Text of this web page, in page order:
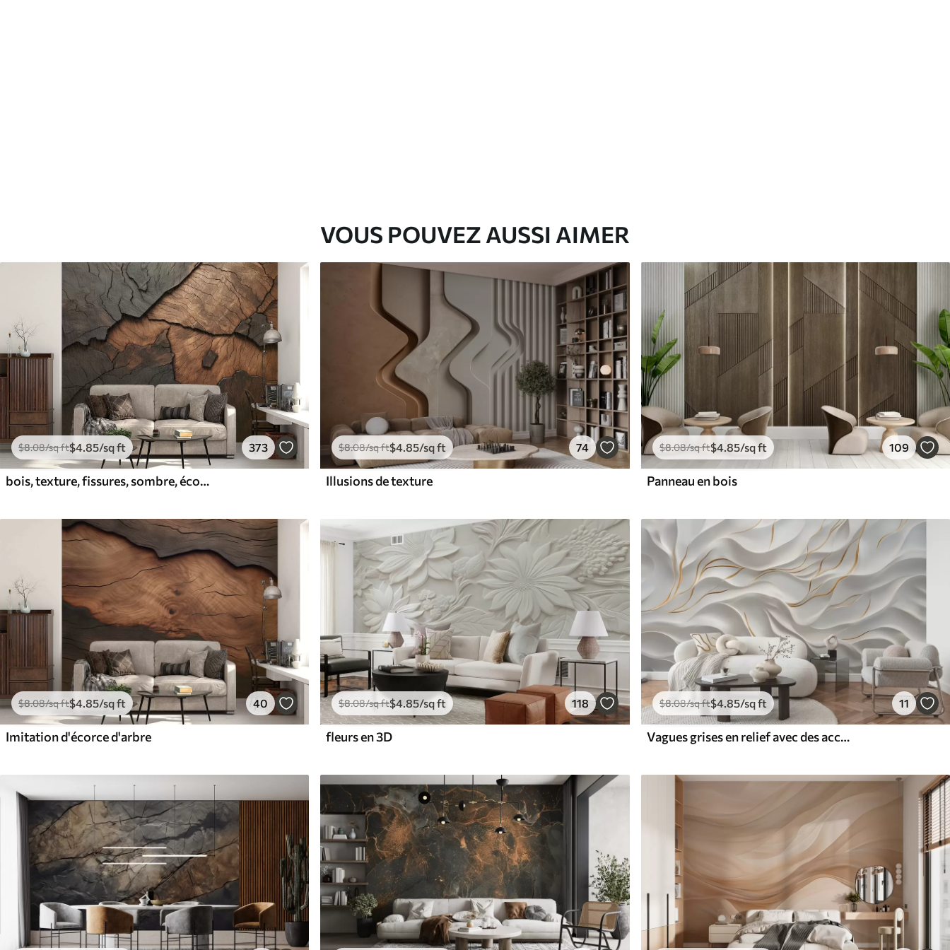
VOUS POUVEZ AUSSI AIMER
$8.08/sq ft$4 .85/sq ft 373
bois, texture, fissures, sombre, écorce, surface
$8.08/sq ft$4 .85/sq ft 74
Illusions de texture
$8.08/sq ft$4.85/sq ft 109
Panneau en bois
$8.08/sq ft$4.85/sq ft 40
Imitation d'écorce d'arbre
$8.08/sq ft$4.85/sq ft 118
fleurs en 3D
$8.08/sq ft$4.85/sq ft 11
Vagues grises en relief avec des accents jaunes